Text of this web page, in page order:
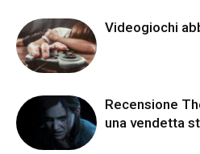
Videogiochi
Recensione
una vendetta